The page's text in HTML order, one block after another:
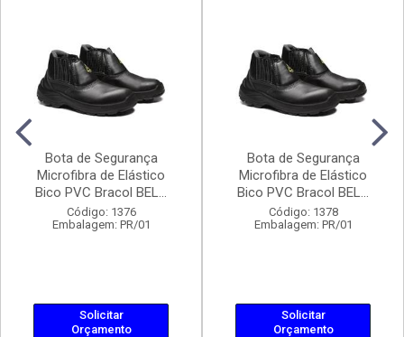
Bota de Segurança
Microfibra de Elástico
Bico PVC Bracol BEL...
Código: 1376
Embalagem: PR/01
Solicitar
Orçamento
Bota de Segurança
Microfibra de Elástico
Bico PVC Bracol BEL...
Código: 1378
Embalagem: PR/01
Solicitar
Orçamento